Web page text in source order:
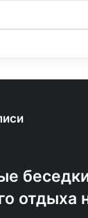
отдыха